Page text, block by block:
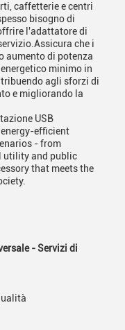
caffetterie e centri
bisogno di
l'adattatore di
che i
aumento di potenza
minimo in
agli sforzi di
e migliorando la
USB
efficient
- from
utility and public
that meets the
- Servizi di